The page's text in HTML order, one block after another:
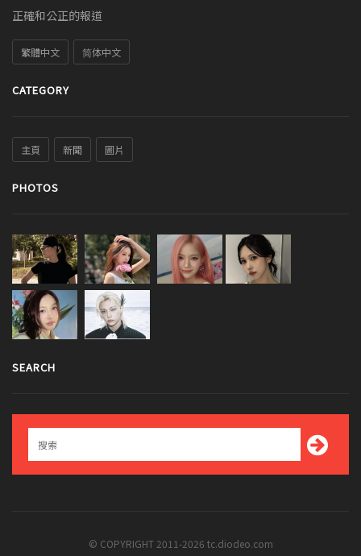
正確和公正的報道
繁體中文 简体中文
CATEGORY
主頁 新聞 圖片
PHOTOS
SEARCH
© COPYRIGHT 2011-2026 tc.diodeo.com